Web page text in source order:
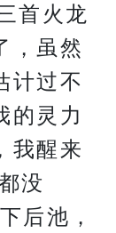
首火龙
，虽然
计过不
的灵力
我醒来
没
后池，